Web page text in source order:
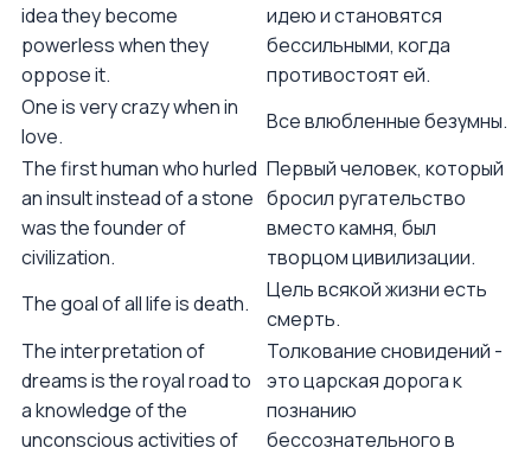
idea they become
powerless when they
oppose it.
идею и становятся
бессильными, когда
противостоят ей.
One is very crazy when in
love.
Все влюбленные безумны.
The first human who hurled
an insult instead of a stone
was the founder of
civilization.
Первый человек, который
бросил ругательство
вместо камня, был
творцом цивилизации.
The goal of all life is death.
Цель всякой жизни есть
смерть.
The interpretation of
dreams is the royal road to
a knowledge of the
unconscious activities of
Толкование сновидений -
это царская дорога к
познанию
бессознательного в